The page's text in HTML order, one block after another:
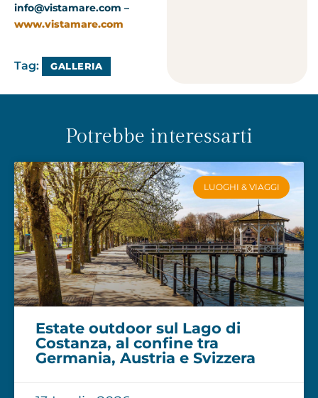
info@vistamare.com –
www.vistamare.com
Tag: GALLERIA
Potrebbe interessarti
LUOGHI & VIAGGI
Estate outdoor sul Lago di
Costanza, al confine tra
Germania, Austria e Svizzera